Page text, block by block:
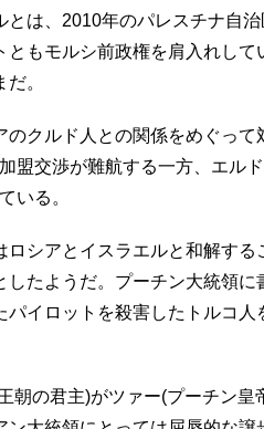
とは、2010年のパレスチナ自
ともモルシ前政権を肩入れし
。
クルド人との関係をめぐって
盟交渉が難航する一方、エル
ている。
シアとイスラエルと和解する
したようだ。プーチン大統領に
パイロットを殺害したトルコ
朝の君主)がツァー(プーチン皇